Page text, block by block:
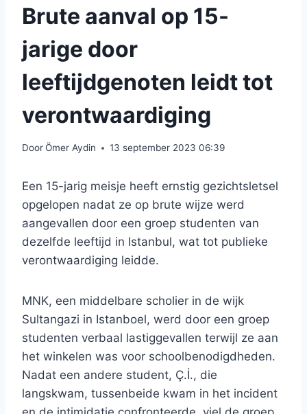
Brute aanval op 15-
jarige door
leeftijdgenoten leidt tot
verontwaardiging
DoorÖmer Aydin 13 september 2023 06:39
Een 15-jarig meisje heeft ernstig gezichtsletsel
opgelopen nadat ze op brute wijze werd
aangevallen door een groep studenten van
dezelfde leeftijd in Istanbul, wat tot publieke
verontwaardiging leidde.
MNK, een middelbare scholier in de wijk
Sultangazi in Istanboel, werd door een groep
studenten verbaal lastiggevallen terwijl ze aan
het winkelen was voor schoolbenodigdheden.
Nadat een andere student, Ç.İ., die
langskwam, tussenbeide kwam in het incident